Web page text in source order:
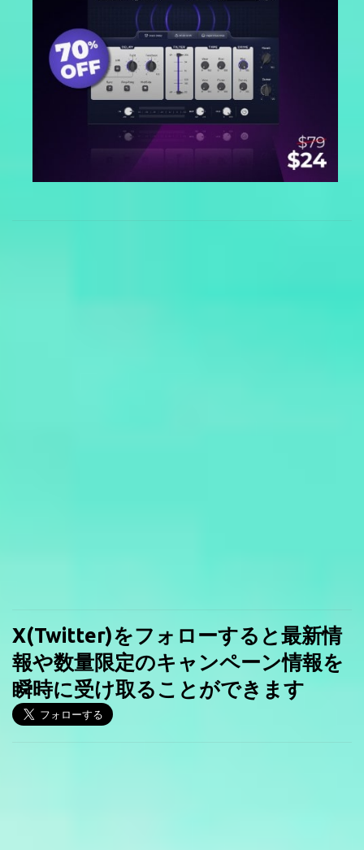
X(Twitter)をフォローすると最新情
報や数量限定のキャンペーン情報を
瞬時に受け取ることができます